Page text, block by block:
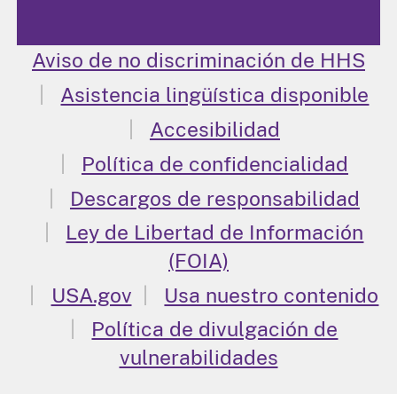
Aviso de no discriminación de HHS
Asistencia lingüística disponible
Accesibilidad
Política de confidencialidad
Descargos de responsabilidad
Ley de Libertad de Información
(FOIA)
USA.gov
Usa nuestro contenido
Política de divulgación de
vulnerabilidades